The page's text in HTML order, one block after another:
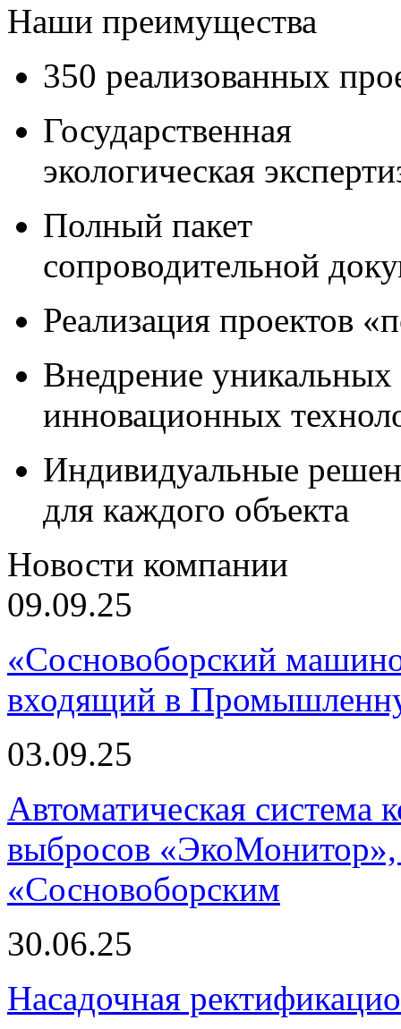
Наши преимущества
350 реализованных
Государственная
экологическая
Полный пакет
сопроводительной
Реализация проектов
Внедрение уникальных
инновационных
Индивидуальные
для каждого объекта
Новости компании
09.09.25
«Сосновоборский
входящий в
03.09.25
Автоматическая
выбросов «ЭкоМонитор»,
«Сосновоборским
30.06.25
Насадочная